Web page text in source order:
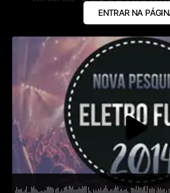
ENTRAR NA